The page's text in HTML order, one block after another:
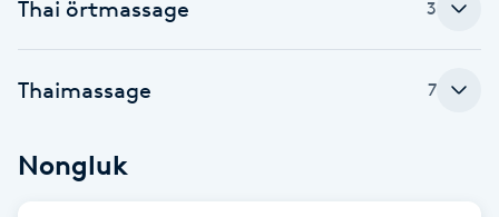
Extensions
Eyeliner-tatuering
Thai örtmassage 3
Thaimassage 7
Nongluk